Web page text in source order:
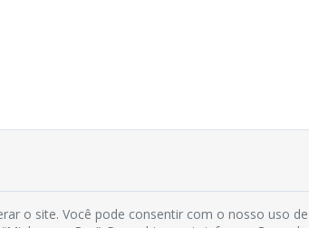
000 - Mamanguape/PB
o site. Você pode consentir com o nosso uso de